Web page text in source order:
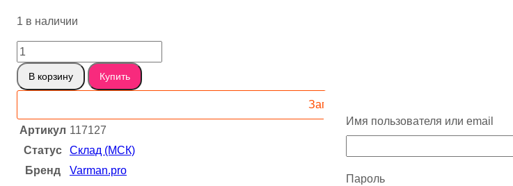
составляла
4037 ₽.
1 в наличии
Количество
товара
Черный
(Грецкий)
B
Сухой
слэб,
В корзину Купить
Запросить скидку
Артикул 117127
Статус
Склад (МСК)
Бренд
Varman.pro
Имя пользователя или email
Пароль